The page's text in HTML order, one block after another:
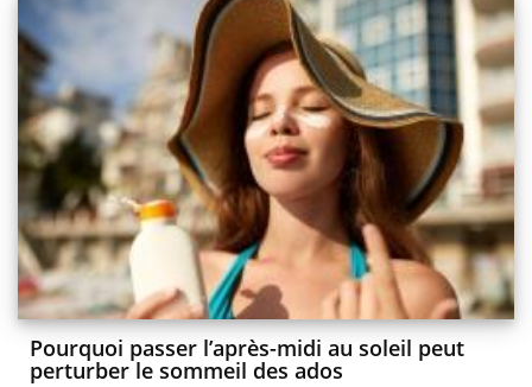
Pourquoi passer l’après-midi au soleil peut
perturber le sommeil des ados